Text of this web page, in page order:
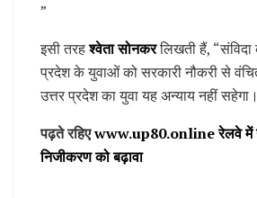
”
इसी तरहश्वेता सोनकरलिखती हैं, “संविदा
प्रदेश के युवाओं को सरकारी नौकरी से
उत्तर प्रदेश का युवा यह अन्याय नहीं
पढ़ते रहिएwww.up80.online रेलवे में
निजीकरण को बढ़ावा